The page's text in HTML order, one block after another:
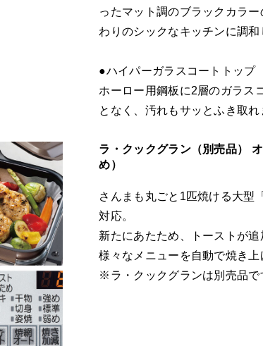
ったマット調のブラックカラ
わりのシックなキッチンに調和
●ハイパーガラスコートトップ
ホーロー用鋼板に2層のガラス
となく、汚れもサッとふき取れ
ラ・クックグラン（別売品）
め）
さんまも丸ごと1匹焼ける大型
対応。
新たにあたため、トーストが
様々なメニューを自動で焼き上
※ラ・クックグランは別売品で